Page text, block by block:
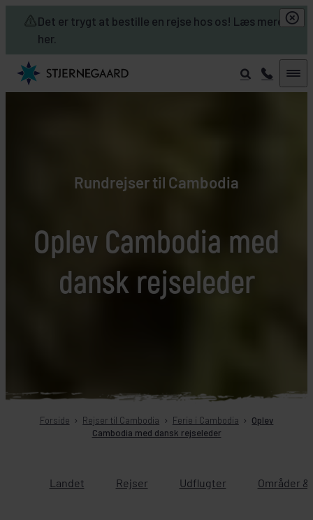
Det er trygt at bestille en rejse hos os! Læs mere
her.
Skip to main content
Oplev Cambodia med
dansk rejseleder
Rundrejser til Cambodia
Forside Rejser til Cambodia Ferie i Cambodia
Oplev
Cambodia med dansk rejseleder
Landet Rejser Udflugter Områder &